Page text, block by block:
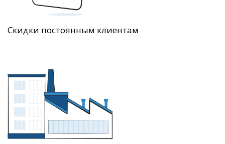
Скидки постоянным клиентам